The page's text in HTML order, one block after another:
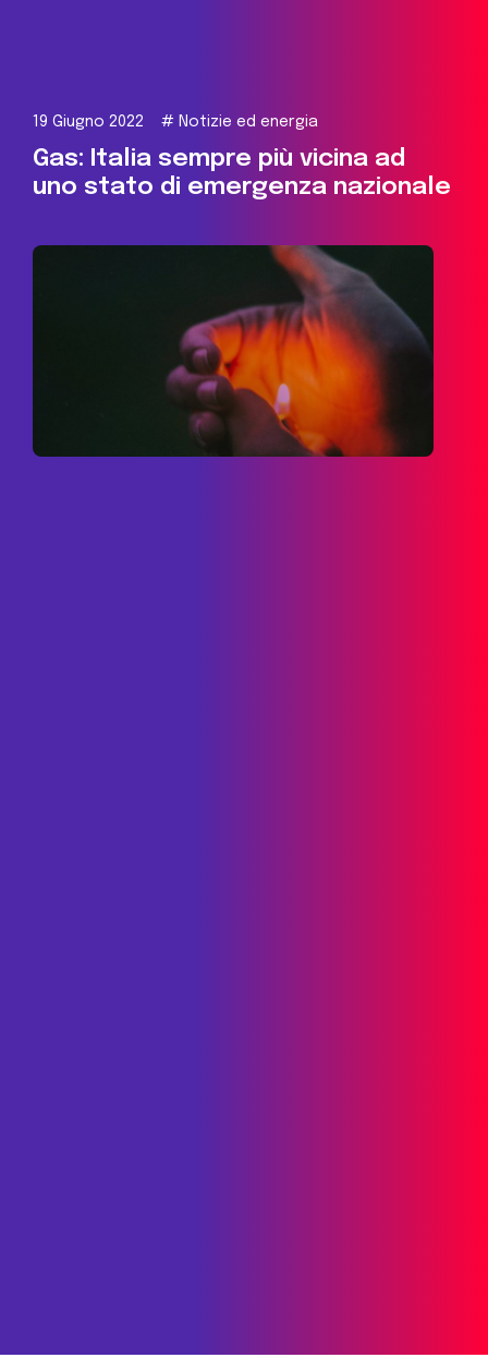
19 Giugno 2022 # Notizie ed energia
Gas: Italia sempre più vicina ad
uno stato di emergenza nazionale